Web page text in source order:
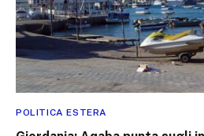
POLITICA ESTERA